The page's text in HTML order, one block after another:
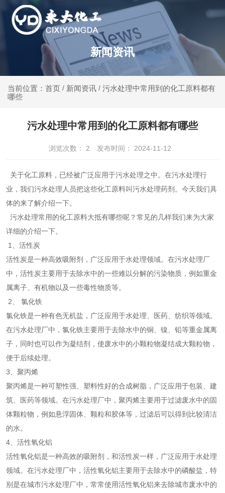
新闻资讯
当前位置：首页 / 新闻资讯 / 污水处理中常用到的化工原料都有
哪些
污水处理中常用到的化工原料都有哪些
浏览次数： 2 发布时间： 2024-11-12
关于化工原料，已经被广泛应用于污水处理之中。在污水处理行
业，我们污水处理人员把这些化工原料叫污水处理药剂。今天我们具
体的来了解介绍一下。
污水处理常用的化工原料大抵有哪些呢？常见的几样我们来为大家
详细的介绍一下。
1、活性炭
活性炭是一种高效吸附剂，广泛应用于水处理领域。在污水处理厂
中，活性炭主要用于去除水中的一些难以分解的污染物质，例如重金
属离子、有机物以及一些毒性物质等。
2、 氯化铁
氯化铁是一种有色无机盐，广泛应用于水处理、医药、纺织等领域。
在污水处理厂中，氯化铁主要用于去除水中的铜、镍、铅等重金属离
子，同时也可以作为凝结剂，使废水中的小颗粒物凝结成大颗粒物，
便于后续处理。
3、聚丙烯
聚丙烯是一种可塑性强、塑料性好的合成树脂，广泛应用于包装、建
筑、医药等领域。在污水处理厂中，聚丙烯主要用于过滤废水中的固
体颗粒物，例如悬浮固体、颗粒和胶体等，过滤后可以得到比较清洁
的水。
4、活性氧化铝
活性氧化铝是一种高效的吸附剂，和活性炭一样，广泛应用于水处理
领域。在污水处理厂中，活性氧化铝主要用于去除水中的磷酸盐，特
别是在城市污水处理厂中，常常使用活性氧化铝来去除城市废水中的